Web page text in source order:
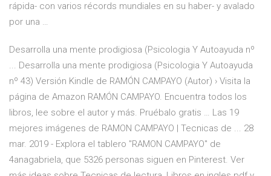
rápida- con varios récords mundiales en su haber- y avalado
por una …
Desarrolla una mente prodigiosa (Psicologia Y Autoayuda nº
... Desarrolla una mente prodigiosa (Psicologia Y Autoayuda
nº 43) Versión Kindle de RAMÓN CAMPAYO (Autor) › Visita la
página de Amazon RAMÓN CAMPAYO. Encuentra todos los
libros, lee sobre el autor y más. Pruébalo gratis … Las 19
mejores imágenes de RAMON CAMPAYO | Tecnicas de ... 28
mar. 2019 - Explora el tablero "RAMON CAMPAYO" de
4anagabriela, que 5326 personas siguen en Pinterest. Ver